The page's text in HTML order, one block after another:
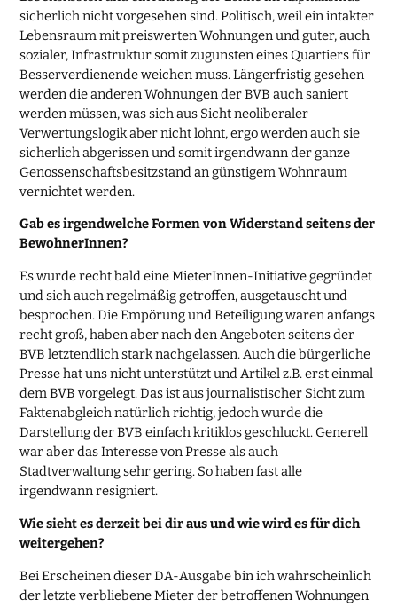
sicherlich nicht vorgesehen sind. Politisch, weil ein intakter
Lebensraum mit preiswerten Wohnungen und guter, auch
sozialer, Infrastruktur somit zugunsten eines Quartiers für
Besserverdienende weichen muss. Längerfristig gesehen
werden die anderen Wohnungen der BVB auch saniert
werden müssen, was sich aus Sicht neoliberaler
Verwertungslogik aber nicht lohnt, ergo werden auch sie
sicherlich abgerissen und somit irgendwann der ganze
Genossenschaftsbesitzstand an günstigem Wohnraum
vernichtet werden.
Gab es irgendwelche Formen von Widerstand seitens der
BewohnerInnen?
Es wurde recht bald eine MieterInnen-Initiative gegründet
und sich auch regelmäßig getroffen, ausgetauscht und
besprochen. Die Empörung und Beteiligung waren anfangs
recht groß, haben aber nach den Angeboten seitens der
BVB letztendlich stark nachgelassen. Auch die bürgerliche
Presse hat uns nicht unterstützt und Artikel z.B. erst einmal
dem BVB vorgelegt. Das ist aus journalistischer Sicht zum
Faktenabgleich natürlich richtig, jedoch wurde die
Darstellung der BVB einfach kritiklos geschluckt. Generell
war aber das Interesse von Presse als auch
Stadtverwaltung sehr gering. So haben fast alle
irgendwann resigniert.
Wie sieht es derzeit bei dir aus und wie wird es für dich
weitergehen?
Bei Erscheinen dieser DA-Ausgabe bin ich wahrscheinlich
der letzte verbliebene Mieter der betroffenen Wohnungen